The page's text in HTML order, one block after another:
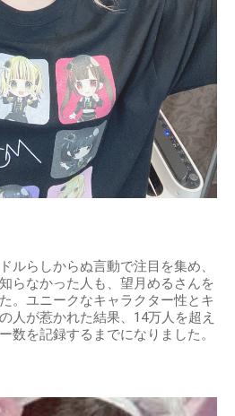
ルらしからぬ言動で注目を集め、
らなかった人も、望月めるさんを
。ユニークなキャラクター性とキ
人が惹かれた結果、14万人を超え
数を記録するまでになりました。